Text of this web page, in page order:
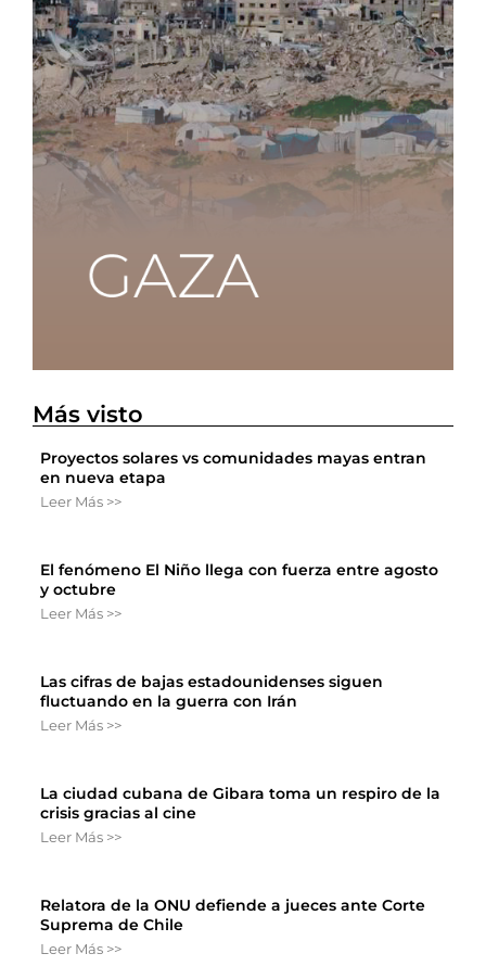
Más visto
Proyectos solares vs comunidades mayas entran
en nueva etapa
Leer Más >>
El fenómeno El Niño llega con fuerza entre agosto
y octubre
Leer Más >>
Las cifras de bajas estadounidenses siguen
fluctuando en la guerra con Irán
Leer Más >>
La ciudad cubana de Gibara toma un respiro de la
crisis gracias al cine
Leer Más >>
Relatora de la ONU defiende a jueces ante Corte
Suprema de Chile
Leer Más >>